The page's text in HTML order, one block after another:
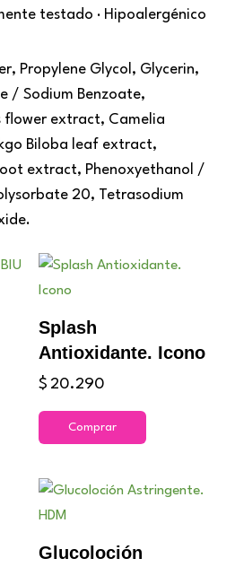
testado · Hipoalergénico
Propylene Glycol, Glycerin,
/ Sodium Benzoate,
flower extract, Camelia
Biloba leaf extract,
extract, Phenoxyethanol /
20, Tetrasodium
Splash
Antioxidante. Icono
$ 20.290
Comprar
Glucoloción